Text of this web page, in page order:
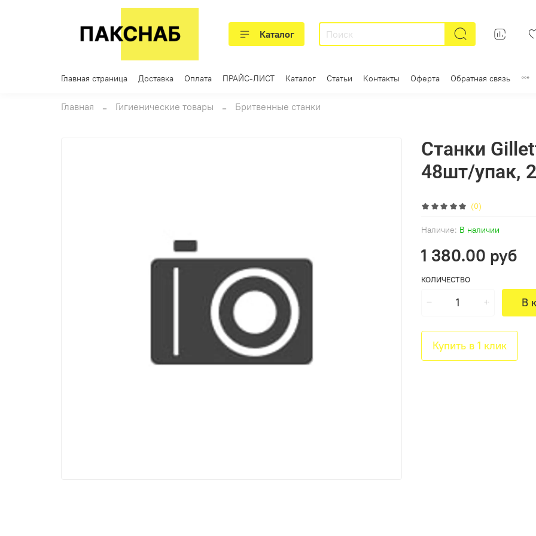
Каталог
Главная страница Доставка Оплата ПРАЙС-ЛИСТ Каталог Статьи Контакты Оферта Обратная связь
Главная Гигиенические товары Бритвенные станки
(0)
Наличие: В наличии
Станки
48шт/упак,
1 380.00 руб
КОЛИЧЕСТВО
В
Купить в 1 клик